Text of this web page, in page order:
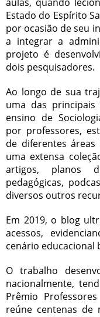
Estado do Espírito
por ocasião de seu
a integrar a
projeto é
dois pesquisadores.
Ao longo de sua
uma das
ensino de
por professores,
de diferentes
uma extensa
artigos, planos
pedagógicas,
diversos outros
Em 2019, o blog
acessos,
cenário educacional
O trabalho
nacionalmente,
Prêmio
reúne centenas de